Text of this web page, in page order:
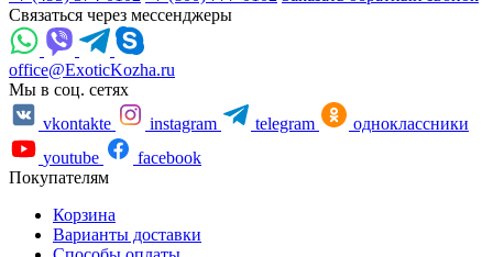
Связаться через мессенджеры
office@ExoticKozha.ru
Мы в соц. сетях
vkontakte
instagram telegram
одноклассники
youtube
facebook
Покупателям
Корзина
Варианты доставки